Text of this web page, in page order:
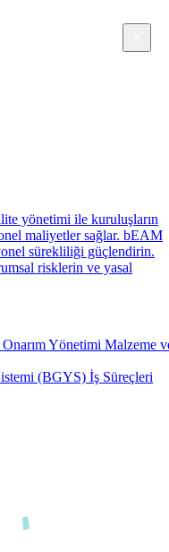
yönetimi ile kuruluşların
maliyetler sağlar. bEAM
sürekliliği güçlendirin.
risklerin ve yasal
Yönetimi Malzeme
(BGYS) İş Süreçleri